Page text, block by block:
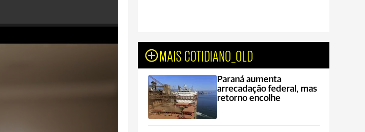
MAIS COTIDIANO_OLD
Paraná aumenta
arrecadação federal, mas
retorno encolhe